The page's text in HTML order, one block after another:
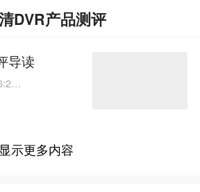
DVR产品测评
导读
显示更多内容